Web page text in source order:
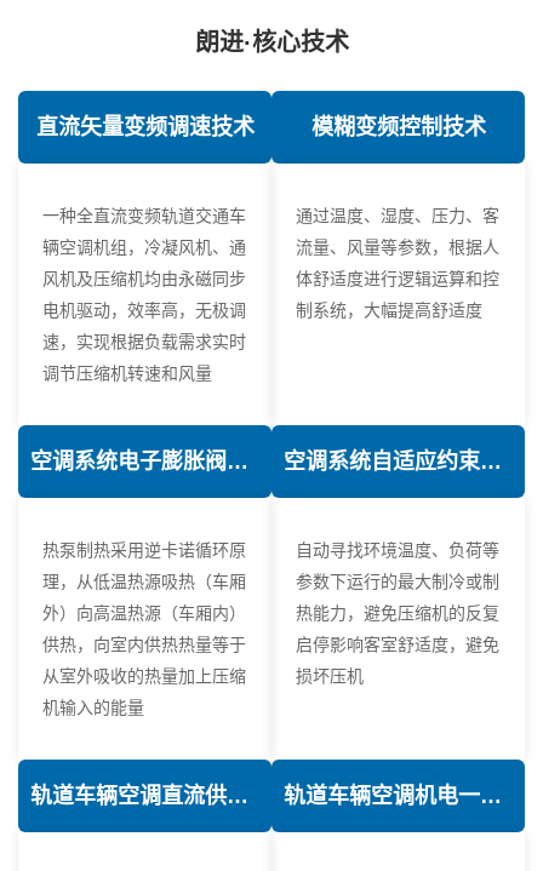
朗进·核心技术
直流矢量变频调速技术
一种全直流变频轨道交通车
辆空调机组，冷凝风机、通
风机及压缩机均由永磁同步
电机驱动，效率高，无极调
速，实现根据负载需求实时
调节压缩机转速和风量
模糊变频控制技术
通过温度、湿度、压力、客
流量、风量等参数，根据人
体舒适度进行逻辑运算和控
制系统，大幅提高舒适度
空调系统电子膨胀阀热力学优化技术
热泵制热采用逆卡诺循环原
理，从低温热源吸热（车厢
外）向高温热源（车厢内）
供热，向室内供热热量等于
从室外吸收的热量加上压缩
机输入的能量
空调系统自适应约束控制技术
自动寻找环境温度、负荷等
参数下运行的最大制冷或制
热能力，避免压缩机的反复
启停影响客室舒适度，避免
损坏压机
轨道车辆空调直流供电技术 轨道车辆空调机电一体化技术